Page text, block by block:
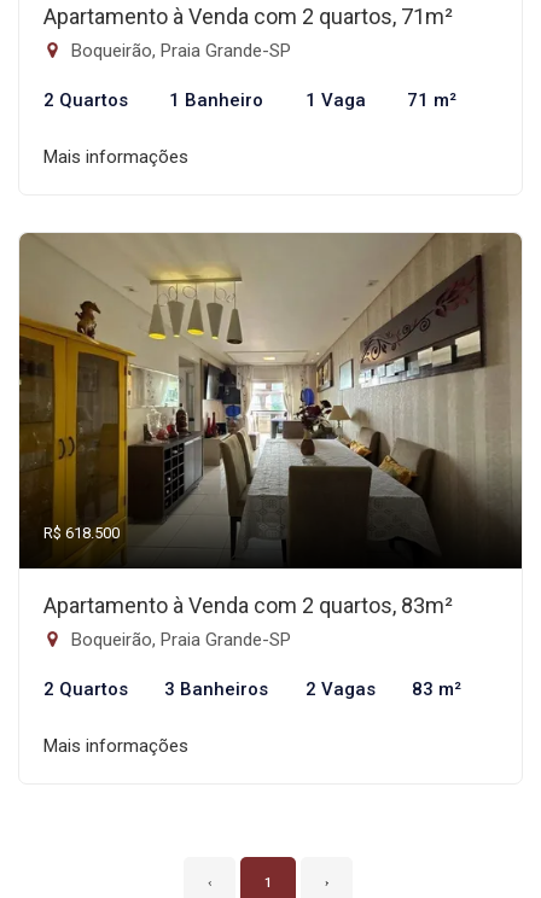
Apartamento à Venda com 2 quartos, 71m²
Boqueirão, Praia Grande-SP
2 Quartos 1 Banheiro 1 Vaga 71 m²
Mais informações
R$ 618.500
Apartamento à Venda com 2 quartos, 83m²
Boqueirão, Praia Grande-SP
2 Quartos 3 Banheiros 2 Vagas 83 m²
Mais informações
‹ 1 ›